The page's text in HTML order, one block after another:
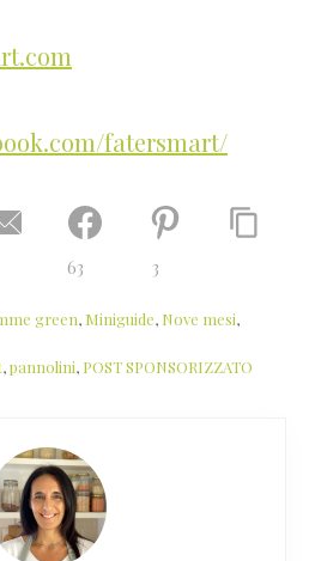
fatersmart/
63 3
green, Miniguide, Nove mesi,
,pannolini, POST SPONSORIZZATO